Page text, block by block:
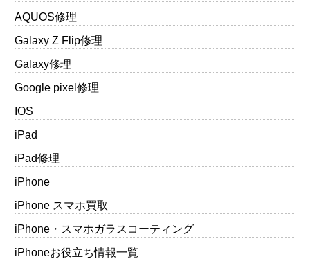
AQUOS修理
Galaxy Z Flip修理
Galaxy修理
Google pixel修理
IOS
iPad
iPad修理
iPhone
iPhone スマホ買取
iPhone・スマホガラスコーティング
iPhoneお役立ち情報一覧